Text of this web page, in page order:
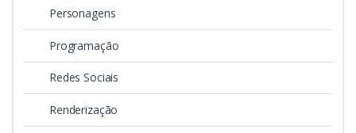
Personagens
Programação
Redes Sociais
Renderização